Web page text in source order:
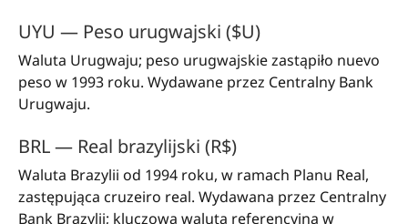
UYU — Peso urugwajski ($U)
Waluta Urugwaju; peso urugwajskie zastąpiło nuevo
peso w 1993 roku. Wydawane przez Centralny Bank
Urugwaju.
BRL — Real brazylijski (R$)
Waluta Brazylii od 1994 roku, w ramach Planu Real,
zastępująca cruzeiro real. Wydawana przez Centralny
Bank Brazylii; kluczowa waluta referencyjna w